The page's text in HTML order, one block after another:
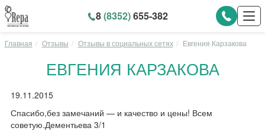
8(8352)655-382
Главная Отзывы Отзывы в социальных сетях Евгения Карзакова
ЕВГЕНИЯ КАРЗАКОВА
19.11.2015
Спасибо,без замечаний — и качество и цены! Всем
советую.Дементьева 3/1